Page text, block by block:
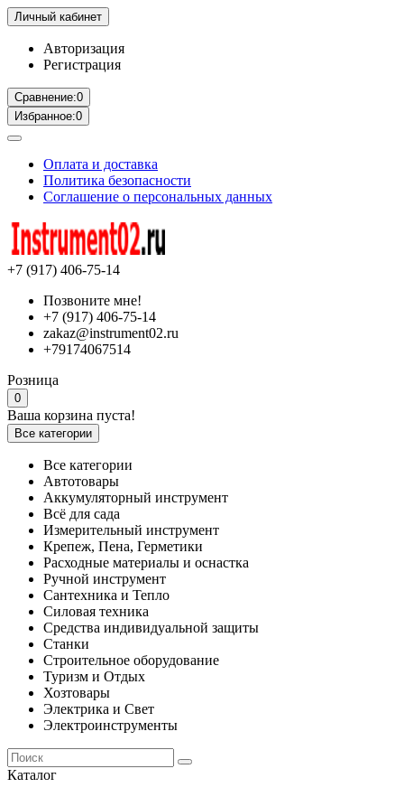
Личный кабинет
Авторизация
Регистрация
Сравнение:0
Избранное:0
Оплата и доставка
Политика безопасности
Соглашение о персональных данных
+7 (917) 406-75-14
Позвоните мне!
+7 (917) 406-75-14
zakaz@instrument02.ru
+79174067514
Розница
0
Ваша корзина пуста!
Все категории
Все категории
Автотовары
Аккумуляторный инструмент
Всё для сада
Измерительный инструмент
Крепеж, Пена, Герметики
Расходные материалы и оснастка
Ручной инструмент
Сантехника и Тепло
Силовая техника
Средства индивидуальной защиты
Станки
Строительное оборудование
Туризм и Отдых
Хозтовары
Электрика и Свет
Электроинструменты
Каталог